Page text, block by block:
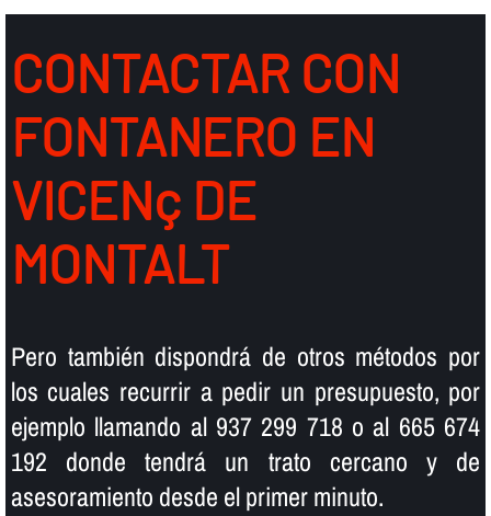
CONTACTAR CON
FONTANERO EN
VICENç DE
MONTALT
Pero también dispondrá de otros métodos por
los cuales recurrir a pedir un presupuesto, por
ejemplo llamando al 937 299 718 o al 665 674
192 donde tendrá un trato cercano y de
asesoramiento desde el primer minuto.